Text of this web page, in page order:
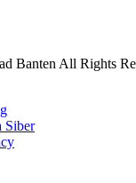
Banten All Rights
Siber